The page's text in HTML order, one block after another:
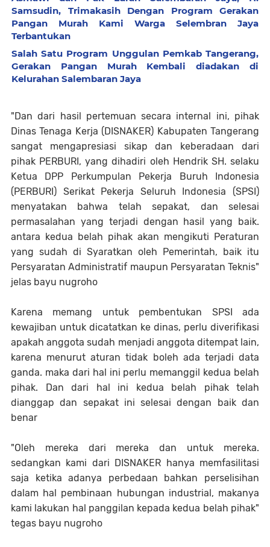
Samsudin, Trimakasih Dengan Program Gerakan
Pangan Murah Kami Warga Selembran Jaya
Terbantukan
Salah Satu Program Unggulan Pemkab Tangerang,
Gerakan Pangan Murah Kembali diadakan di
Kelurahan Salembaran Jaya
"Dan dari hasil pertemuan secara internal ini, pihak
Dinas Tenaga Kerja (DISNAKER) Kabupaten Tangerang
sangat mengapresiasi sikap dan keberadaan dari
pihak PERBURI, yang dihadiri oleh Hendrik SH. selaku
Ketua DPP Perkumpulan Pekerja Buruh Indonesia
(PERBURI) Serikat Pekerja Seluruh Indonesia (SPSI)
menyatakan bahwa telah sepakat, dan selesai
permasalahan yang terjadi dengan hasil yang baik.
antara kedua belah pihak akan mengikuti Peraturan
yang sudah di Syaratkan oleh Pemerintah, baik itu
Persyaratan Administratif maupun Persyaratan Teknis"
jelas bayu nugroho
Karena memang untuk pembentukan SPSI ada
kewajiban untuk dicatatkan ke dinas, perlu diverifikasi
apakah anggota sudah menjadi anggota ditempat lain,
karena menurut aturan tidak boleh ada terjadi data
ganda. maka dari hal ini perlu memanggil kedua belah
pihak. Dan dari hal ini kedua belah pihak telah
dianggap dan sepakat ini selesai dengan baik dan
benar
"Oleh mereka dari mereka dan untuk mereka.
sedangkan kami dari DISNAKER hanya memfasilitasi
saja ketika adanya perbedaan bahkan perselisihan
dalam hal pembinaan hubungan industrial, makanya
kami lakukan hal panggilan kepada kedua belah pihak"
tegas bayu nugroho